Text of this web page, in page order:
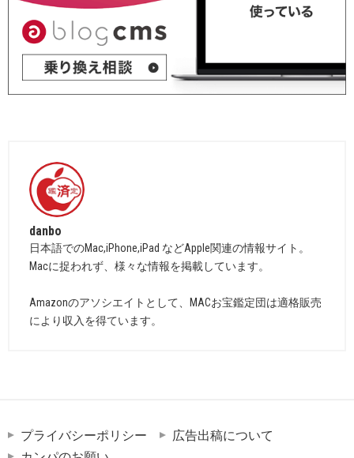
danbo
日本語でのMac,iPhone,iPad などApple関連の情報サイト。
Macに捉われず、様々な情報を掲載しています。
Amazonのアソシエイトとして、MACお宝鑑定団は適格販売
により収入を得ています。
プライバシーポリシー
広告出稿について